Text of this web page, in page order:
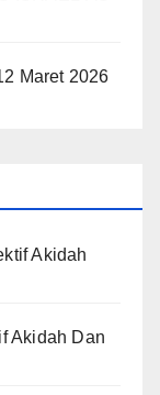
Maret 2026
Akidah
Akidah Dan